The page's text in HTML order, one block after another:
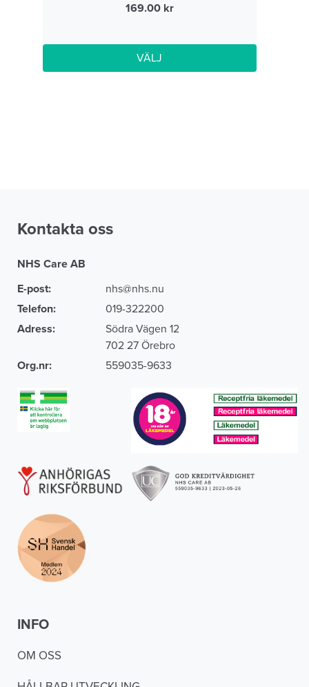
169.00
VÄLJ
Kontakta oss
NHS Care AB
E-post:
nhs@nhs.nu
Telefon:
019-322200
Adress:
Södra Vägen 12
702 27 Örebro
Org.nr:
559035-9633
INFO
OM OSS